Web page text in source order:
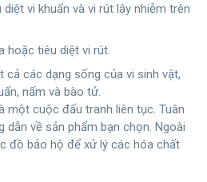
diệt vi khuẩn và vi rút lây nhiễm trên
hoặc tiêu diệt vi rút.
cả các dạng sống của vi sinh vật,
nấm và bào tử.
một cuộc đấu tranh liên tục. Tuân
dẫn về sản phẩm bạn chọn. Ngoài
đồ bảo hộ để xử lý các hóa chất